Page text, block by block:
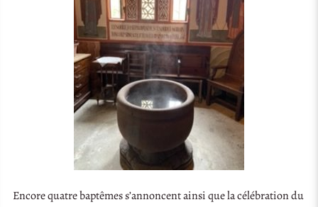
Encore quatre baptêmes s’annoncent ainsi que la célébration du